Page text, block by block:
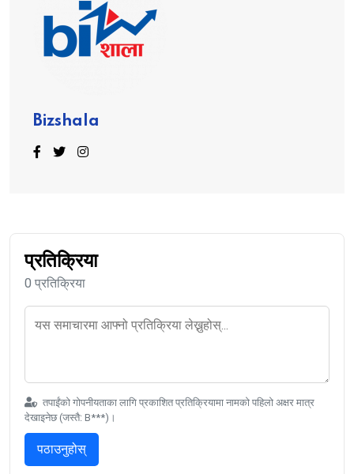
Bizshala
प्रतिक्रिया
0 प्रतिक्रिया
तपाईंको गोपनीयताका लागि प्रकाशित प्रतिक्रियामा नामको पहिलो अक्षर मात्र
देखाइनेछ (जस्तै: B***)।
पठाउनुहोस्